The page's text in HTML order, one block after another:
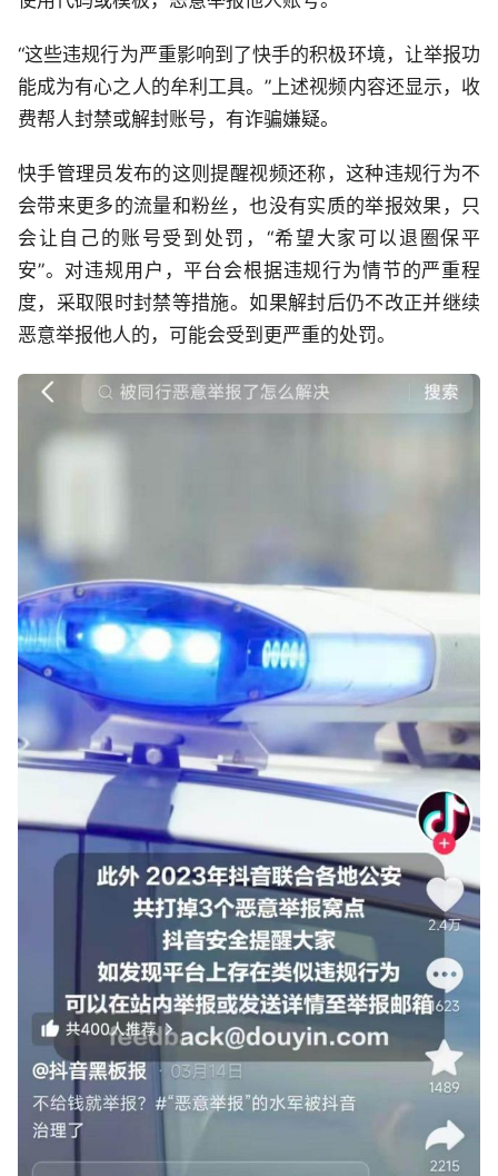
“这些违规行为严重影响到了快手的积极环境，让举报功
能成为有心之人的牟利工具。”上述视频内容还显示，收
费帮人封禁或解封账号，有诈骗嫌疑。
快手管理员发布的这则提醒视频还称，这种违规行为不
会带来更多的流量和粉丝，也没有实质的举报效果，只
会让自己的账号受到处罚，“希望大家可以退圈保平
安”。对违规用户，平台会根据违规行为情节的严重程
度，采取限时封禁等措施。如果解封后仍不改正并继续
恶意举报他人的，可能会受到更严重的处罚。